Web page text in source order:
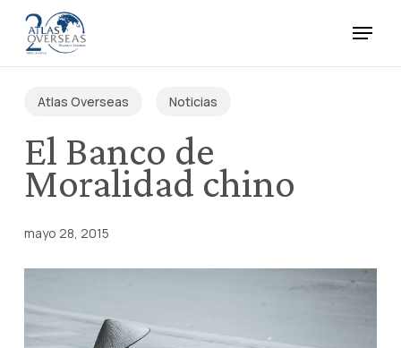
main
Menu
Atlas Overseas Noticias
El Banco de
Moralidad chino
mayo 28, 2015